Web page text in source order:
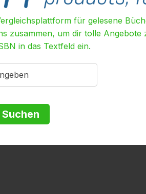
für gelesene
zusammen, um dir tolle Angebote
in das Textfeld ein.